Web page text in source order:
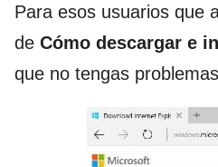
Para esos usuarios que
de Cómo descargar e
que no tengas